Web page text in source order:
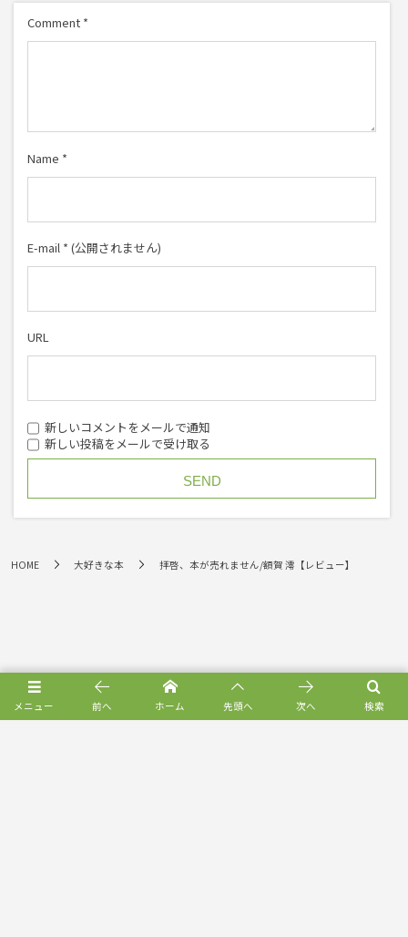
Comment *
Name *
E-mail * (公開されません)
URL
新しいコメントをメールで通知
新しい投稿をメールで受け取る
HOME 大好きな本 拝啓、本が売れません/額賀 澪【レビュー】
メニュー 検索
前へ ホーム 先頭へ 次へ